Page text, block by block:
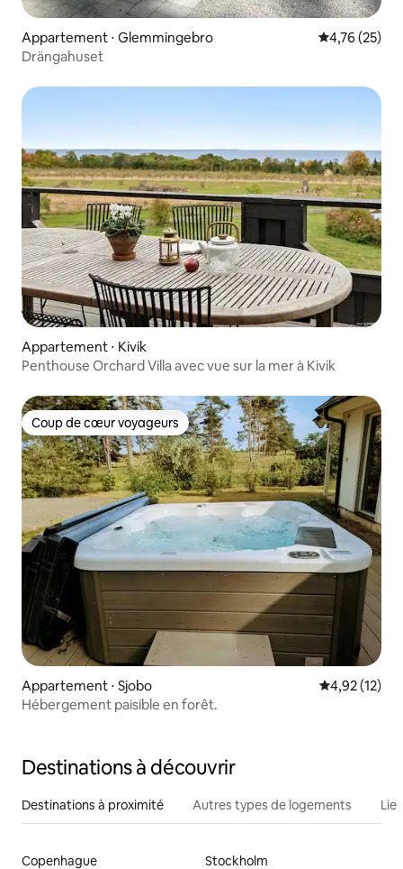
Appartement ⋅ Glemmingebro Évaluation
4,76 (25)
Drängahuset
Appartement ⋅ Kivik
Penthouse Orchard Villa avec vue sur la mer à Kivik
Coup de cœur voyageurs
Coup de cœur voyageurs
Appartement ⋅ Sjobo Évaluation
4,92 (12)
Hébergement paisible en forêt.
Destinations à découvrir
Destinations à proximité Autres types de logements
Copenhague
Stockholm